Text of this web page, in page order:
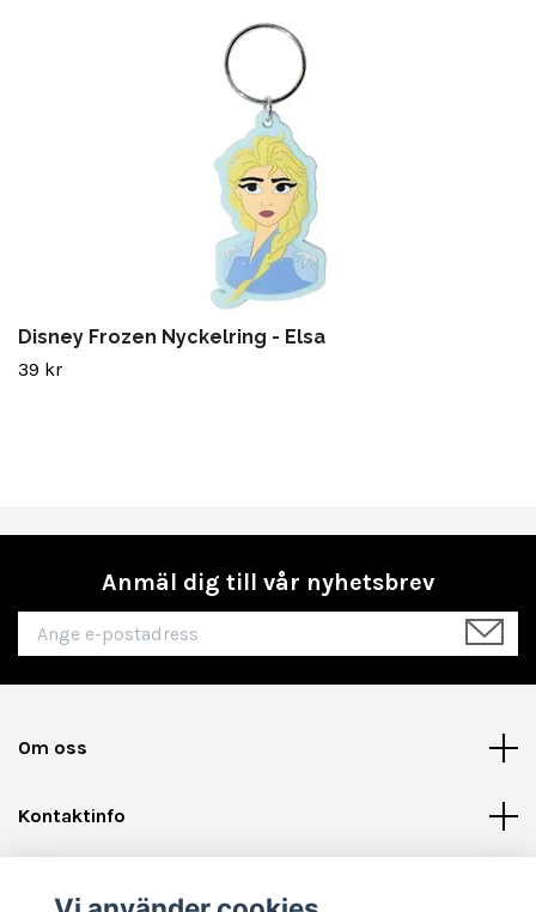
Disney Frozen Nyckelring - Elsa
39 kr
Anmäl dig till vår nyhetsbrev
Om oss
Kontaktinfo